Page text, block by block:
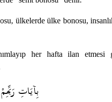
ülkelerde ülke bonosu,
her hafta ilan etmesi
بِآيَاتِ رَبِّهِمْ